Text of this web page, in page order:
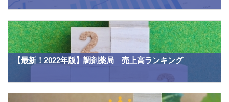
【最新！2022年版】調剤薬局 売上高ランキング